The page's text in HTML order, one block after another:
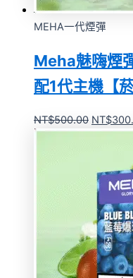
MEHA一代煙彈
Meha魅嗨煙
配1代主機【菸
NT$500.00 NT$